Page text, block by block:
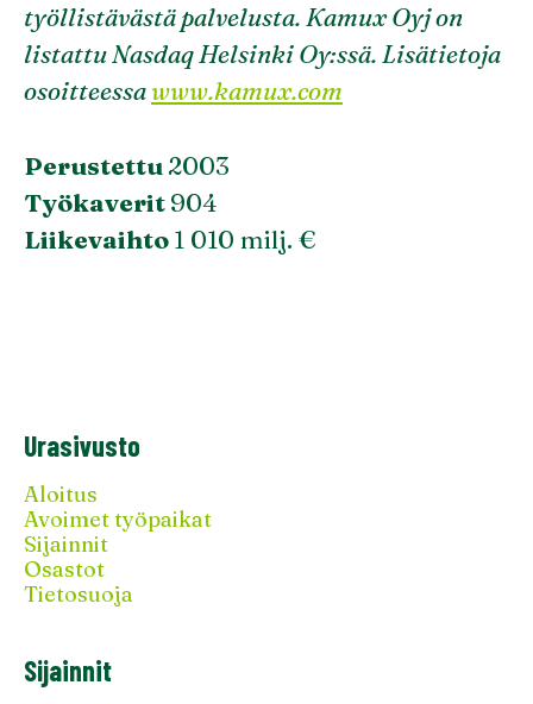
työllistävästä palvelusta. Kamux Oyj on
listattu Nasdaq Helsinki Oy:ssä. Lisätietoja
osoitteessawww.kamux.com
Perustettu 2003
Työkaverit904
Liikevaihto1 010 milj. €
Urasivusto
Aloitus
Avoimet työpaikat
Sijainnit
Osastot
Tietosuoja
Sijainnit